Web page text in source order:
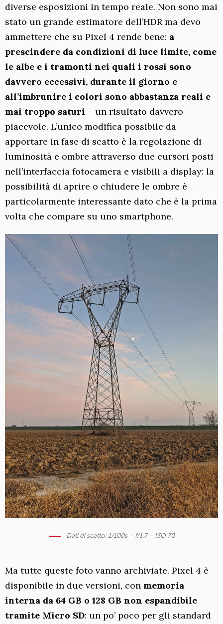
diverse esposizioni in tempo reale. Non sono mai
stato un grande estimatore dell’HDR ma devo
ammettere che su Pixel 4 rende bene: a
prescindere da condizioni di luce limite, come
le albe e i tramonti nei quali i rossi sono
davvero eccessivi, durante il giorno e
all’imbrunire i colori sono abbastanza reali e
mai troppo saturi – un risultato davvero
piacevole. L’unico modifica possibile da
apportare in fase di scatto è la regolazione di
luminosità e ombre attraverso due cursori posti
nell’interfaccia fotocamera e visibili a display: la
possibilità di aprire o chiudere le ombre è
particolarmente interessante dato che è la prima
volta che compare su uno smartphone.
Dati di scatto: 1/100s – f/1.7 – ISO 70
Ma tutte queste foto vanno archiviate. Pixel 4 è
disponibile in due versioni, con memoria
interna da 64 GB o 128 GB non espandibile
tramite Micro SD: un po’ poco per gli standard